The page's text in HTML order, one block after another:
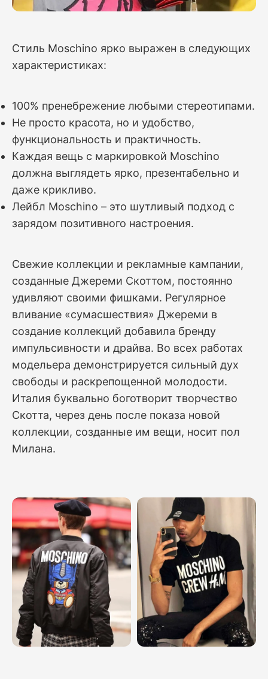
Стиль Moschino ярко выражен в следующих
характеристиках:
100% пренебрежение любыми стереотипами.
Не просто красота, но и удобство,
функциональность и практичность.
Каждая вещь с маркировкой Moschino
должна выглядеть ярко, презентабельно и
даже крикливо.
Лейбл Moschino – это шутливый подход с
зарядом позитивного настроения.
Свежие коллекции и рекламные кампании,
созданные Джереми Скоттом, постоянно
удивляют своими фишками. Регулярное
вливание «сумасшествия» Джереми в
создание коллекций добавила бренду
импульсивности и драйва. Во всех работах
модельера демонстрируется сильный дух
свободы и раскрепощенной молодости.
Италия буквально боготворит творчество
Скотта, через день после показа новой
коллекции, созданные им вещи, носит пол
Милана.